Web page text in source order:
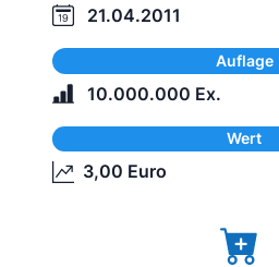
21.04.2011
Auflage
10.000.000 Ex.
Wert
3,00 Euro